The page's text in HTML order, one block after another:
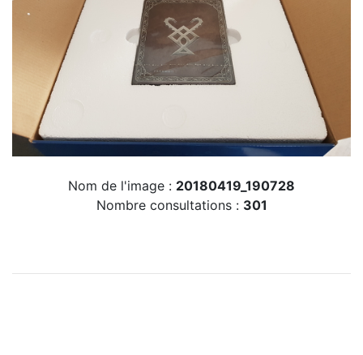
Nom de l'image : 20180419_190728
Nombre consultations : 301